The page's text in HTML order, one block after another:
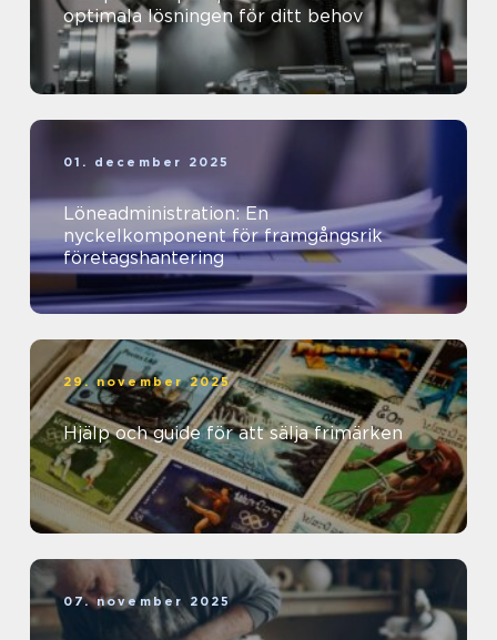
optimala lösningen för ditt behov
01. december 2025
Löneadministration: En
nyckelkomponent för framgångsrik
företagshantering
29. november 2025
Hjälp och guide för att sälja frimärken
07. november 2025